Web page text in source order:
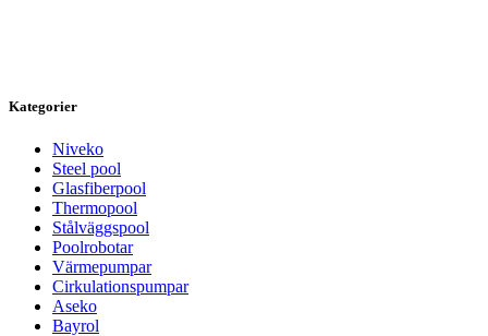
Kategorier
Niveko
Steel pool
Glasfiberpool
Thermopool
Stålväggspool
Poolrobotar
Värmepumpar
Cirkulationspumpar
Aseko
Bayrol